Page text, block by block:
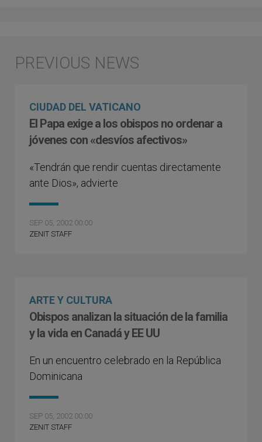
CIUDAD DEL VATICANO
El Papa exige a los obispos no ordenar a
jóvenes con «desvíos afectivos»
«Tendrán que rendir cuentas directamente
ante Dios», advierte
SEP 05, 2002 00:00
ZENIT STAFF
ARTE Y CULTURA
Obispos analizan la situación de la familia
y la vida en Canadá y EE UU
En un encuentro celebrado en la República
Dominicana
SEP 05, 2002 00:00
ZENIT STAFF